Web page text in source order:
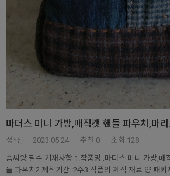
마더스 미니 가방,매직캣 핸들 파우치,마
정*진 2023.05.24 추천 0 조회 128
솜씨왕 필수 기재사항 1.작품명 :마더스 미니 가방,매
들 파우치2.제작기간 :2주3.작품의 제작 재료 양 패